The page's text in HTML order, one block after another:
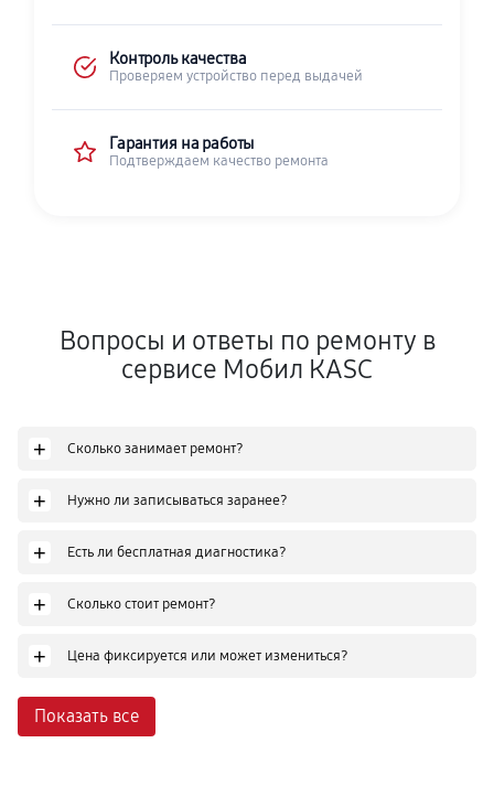
Контроль качества
Проверяем устройство перед выдачей
Гарантия на работы
Подтверждаем качество ремонта
Вопросы и ответы по ремонту в
сервисе Мобил КASC
+ Сколько занимает ремонт?
+ Нужно ли записываться заранее?
+ Есть ли бесплатная диагностика?
+ Сколько стоит ремонт?
+ Цена фиксируется или может измениться?
Показать все